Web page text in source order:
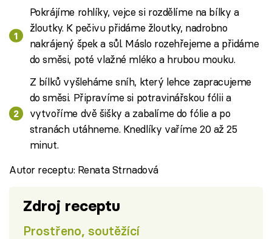
Pokrájíme rohlíky, vejce si rozdělíme na bílky a
žloutky. K pečivu přidáme žloutky, nadrobno
nakrájený špek a sůl. Máslo rozehřejeme a přidáme
do směsi, poté vlažné mléko a hrubou mouku.
Z bílků vyšleháme sníh, který lehce zapracujeme
do směsi. Připravíme si potravinářskou fólii a
vytvoříme dvě šišky a zabalíme do fólie a po
stranách utáhneme. Knedlíky vaříme 20 až 25
minut.
Autor receptu: Renata Strnadová
Zdroj receptu
Prostřeno, soutěžící